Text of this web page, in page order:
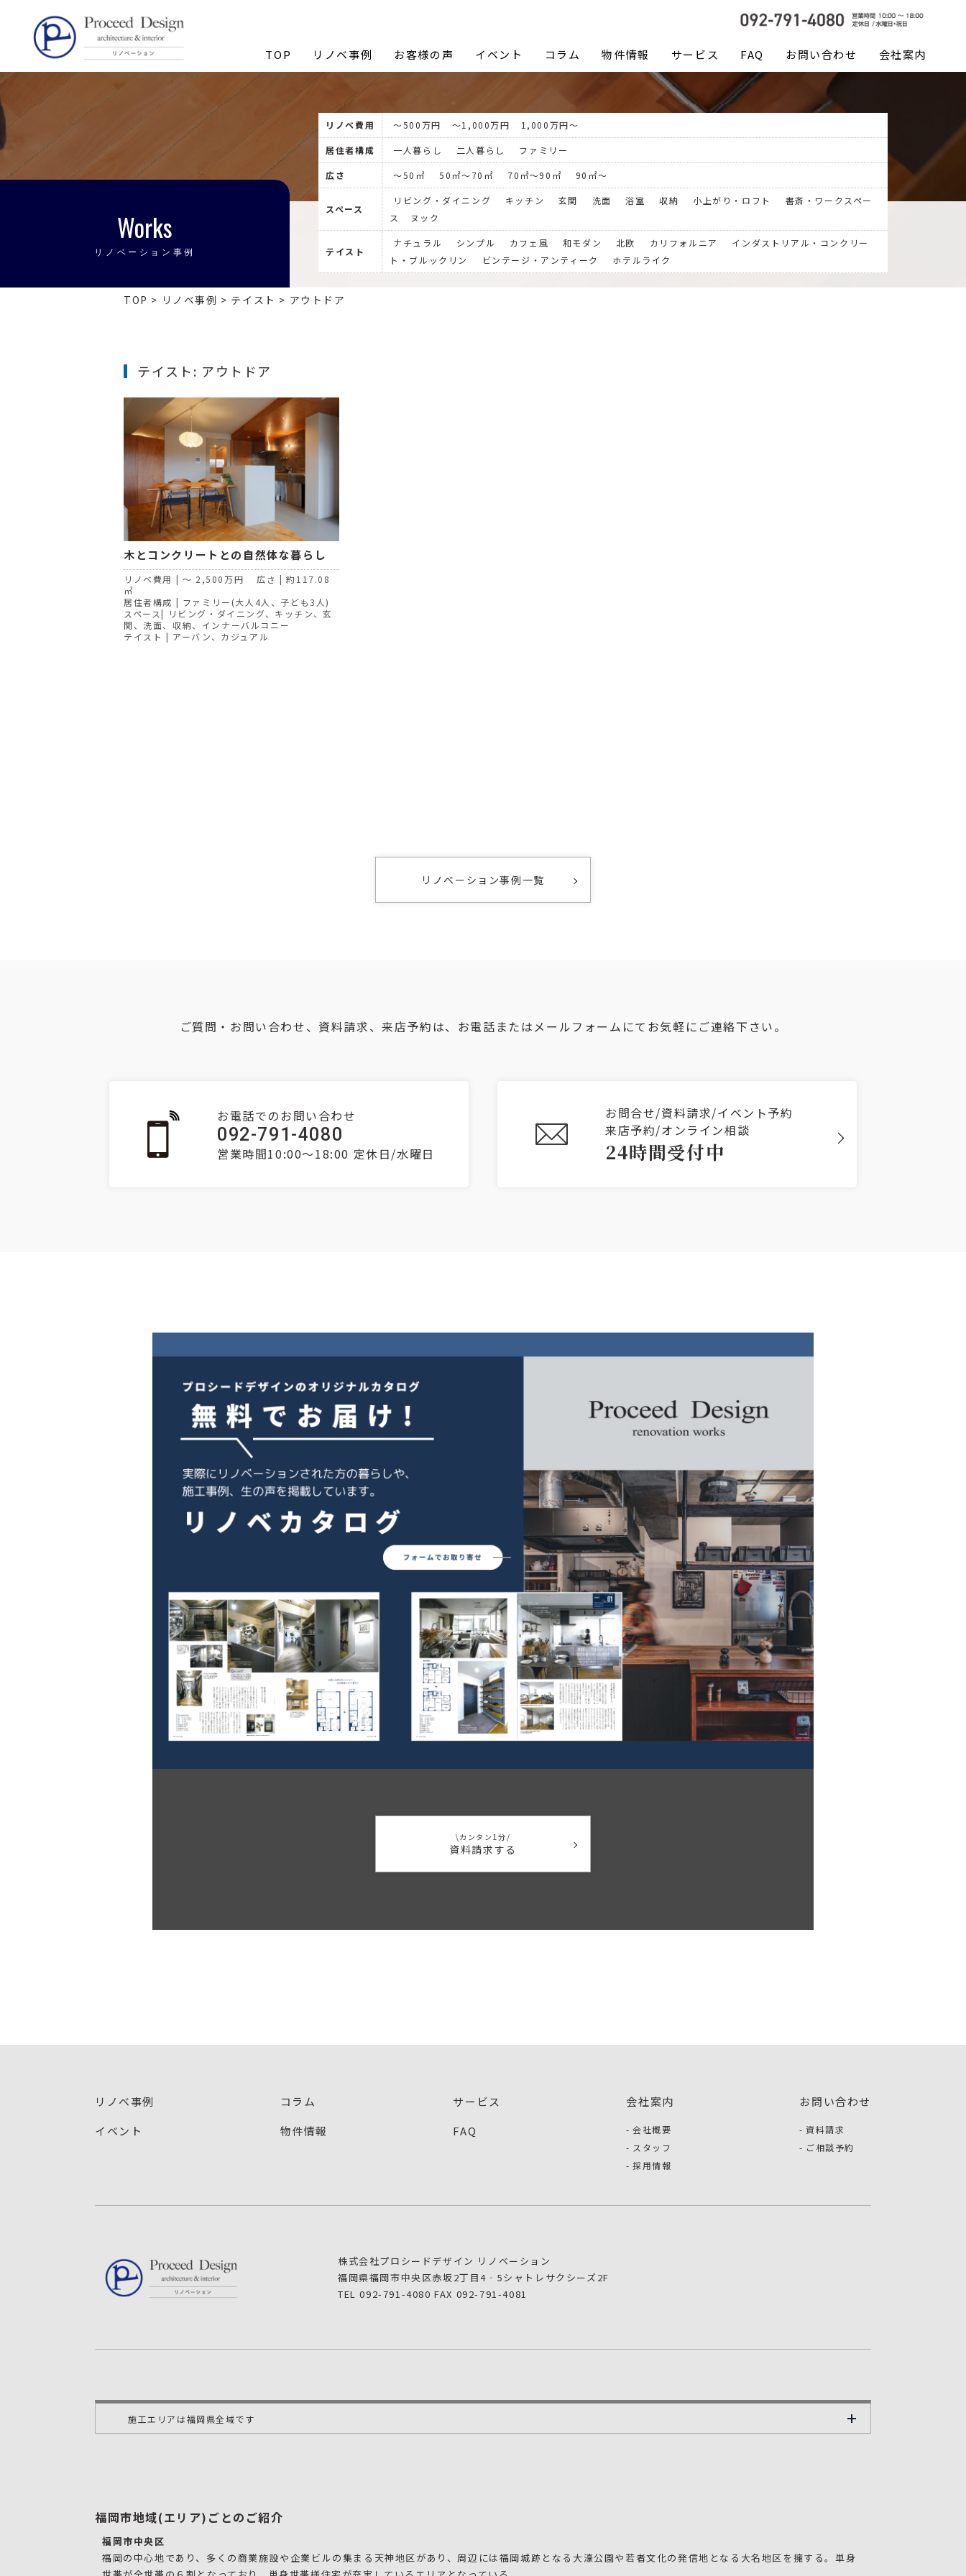
TOP リノベ事例 お客様の声 イベント コラム 物件情報 サービス FAQ お問い合わせ 会社案内
Works
リノベーション事例
リノベ費用 〜500万円 〜1,000万円 1,000万円〜
居住者構成 一人暮らし 二人暮らし ファミリー
広さ 〜50㎡ 50㎡〜70㎡ 70㎡〜90㎡ 90㎡〜
スペース
リビング・ダイニング キッチン 玄関 洗面 浴室 収納 小上がり・ロフト
書斎・ワークスペー
ス
ヌック
テイスト
ナチュラル シンプル カフェ風 和モダン 北欧 カリフォルニア
インダストリアル・コンクリー
ト・ブルックリン
ビンテージ・アンティーク ホテルライク
TOP > リノベ事例 > テイスト > アウトドア
テイスト: アウトドア
木とコンクリートとの自然体な暮らし
リノベ費用 | ～ 2,500万円 広さ | 約117.08
㎡
居住者構成 | ファミリー(大人4人、子ども3人)
スペース| リビング・ダイニング、キッチン、玄
関、洗面、収納、インナーバルコニー
テイスト | アーバン、カジュアル
リノベーション事例一覧
ご質問・お問い合わせ、資料請求、来店予約は、お電話またはメールフォームにてお気軽にご連絡下さい。
お電話でのお問い合わせ
092-791-4080
営業時間10:00～18:00 定休日/水曜日
お問合せ/資料請求/イベント予約
来店予約/オンライン相談
24時間受付中
\カンタン1分/
資料請求する
リノベ事例
イベント
コラム
物件情報
サービス
FAQ
会社案内
会社概要
スタッフ
採用情報
お問い合わせ
資料請求
ご相談予約
株式会社プロシードデザイン リノベーション
福岡県福岡市中央区赤坂2丁目4‐5シャトレサクシーズ2F
TEL 092-791-4080 FAX 092-791-4081
施工エリアは福岡県全域です
福岡市地域(エリア)ごとのご紹介
福岡市中央区
福岡の中心地であり、多くの商業施設や企業ビルの集まる天神地区があり、周辺には福岡城跡となる大濠公園や若者文化の発信地となる大名地区を擁する。単身